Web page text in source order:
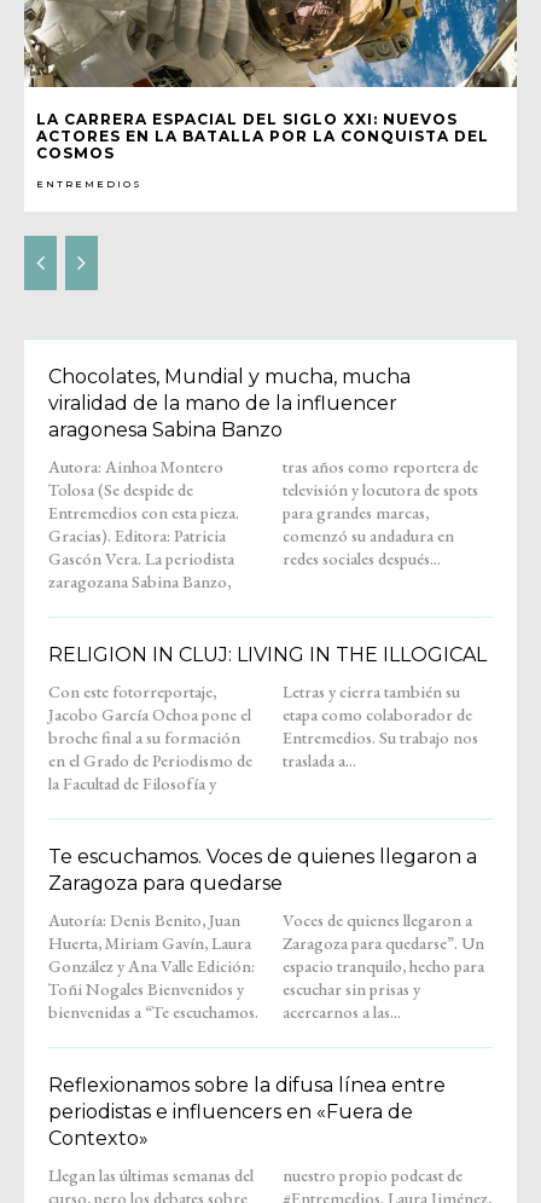
LA CARRERA ESPACIAL DEL SIGLO XXI: NUEVOS
ACTORES EN LA BATALLA POR LA CONQUISTA DEL
COSMOS
ENTREMEDIOS
Chocolates, Mundial y mucha, mucha
viralidad de la mano de la influencer
aragonesa Sabina Banzo
Autora: Ainhoa Montero
Tolosa (Se despide de
Entremedios con esta pieza.
Gracias). Editora: Patricia
Gascón Vera. La periodista
zaragozana Sabina Banzo,
tras años como reportera de
televisión y locutora de spots
para grandes marcas,
comenzó su andadura en
redes sociales después...
RELIGION IN CLUJ: LIVING IN THE ILLOGICAL
Con este fotorreportaje,
Jacobo García Ochoa pone el
broche final a su formación
en el Grado de Periodismo de
la Facultad de Filosofía y
Letras y cierra también su
etapa como colaborador de
Entremedios. Su trabajo nos
traslada a...
Te escuchamos. Voces de quienes llegaron a
Zaragoza para quedarse
Autoría: Denis Benito, Juan
Huerta, Miriam Gavín, Laura
González y Ana Valle Edición:
Toñi Nogales Bienvenidos y
bienvenidas a “Te escuchamos.
Voces de quienes llegaron a
Zaragoza para quedarse”. Un
espacio tranquilo, hecho para
escuchar sin prisas y
acercarnos a las...
Reflexionamos sobre la difusa línea entre
periodistas e influencers en «Fuera de
Contexto»
Llegan las últimas semanas del
curso, pero los debates sobre
nuestro propio podcast de
#Entremedios. Laura Jiménez,